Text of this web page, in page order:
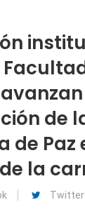
de
de Paz
la
Twitter